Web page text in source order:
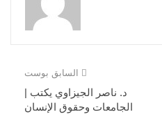
السابق بوست
د. ناصر الجيزاوي يكتب |
الجامعات وحقوق الإنسان